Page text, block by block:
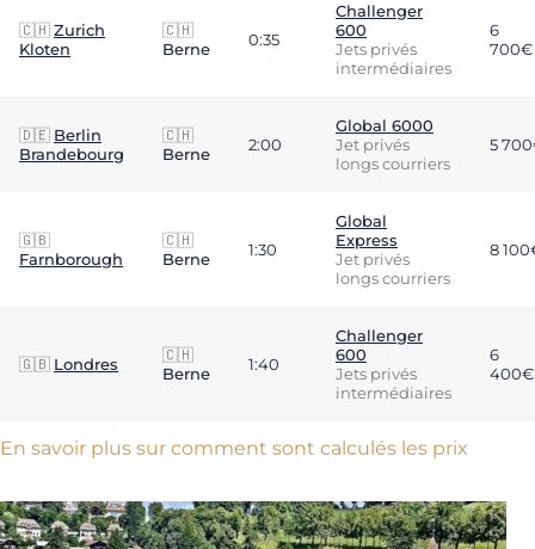
🇨🇭Zurich
Kloten
🇨🇭
Berne
0:35
Challenger
600
Jets privés
intermédiaires
6
700€
🇩🇪 Berlin
Brandebourg
🇨🇭
Berne
2:00
Global 6000
Jet privés
longs courriers
5
🇬🇧
Farnborough
🇨🇭
Berne
1:30
Global
Express
Jet privés
longs courriers
8
🇬🇧 Londres
🇨🇭
Berne
1:40
Challenger
600
Jets privés
intermédiaires
6
400€
En savoir plus sur comment sont calculés les prix